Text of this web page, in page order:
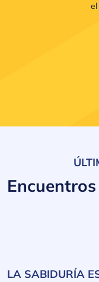
el
LA SABIDURÍA